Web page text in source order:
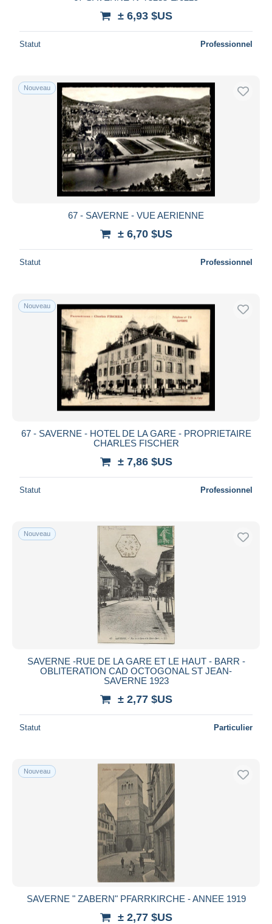
± 6,93 $US
Statut Professionnel
Nouveau
67 - SAVERNE - VUE AERIENNE
± 6,70 $US
Statut Professionnel
Nouveau
67 - SAVERNE - HOTEL DE LA GARE - PROPRIETAIRE
CHARLES FISCHER
± 7,86 $US
Statut Professionnel
Nouveau
SAVERNE -RUE DE LA GARE ET LE HAUT - BARR -
OBLITERATION CAD OCTOGONAL ST JEAN-
SAVERNE 1923
± 2,77 $US
Statut Particulier
Nouveau
SAVERNE " ZABERN" PFARRKIRCHE - ANNEE 1919
± 2,77 $US